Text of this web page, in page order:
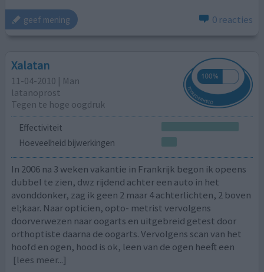
geef mening 0 reacties
Xalatan
11-04-2010 | Man
latanoprost
Tegen te hoge oogdruk
Effectiviteit
Hoeveelheid bijwerkingen
In 2006 na 3 weken vakantie in Frankrijk begon ik opeens
dubbel te zien, dwz rijdend achter een auto in het
avonddonker, zag ik geen 2 maar 4 achterlichten, 2 boven
el;kaar. Naar opticien, opto- metrist vervolgens
doorverwezen naar oogarts en uitgebreid getest door
orthoptiste daarna de oogarts. Vervolgens scan van het
hoofd en ogen, hood is ok, leen van de ogen heeft een
[lees meer...]